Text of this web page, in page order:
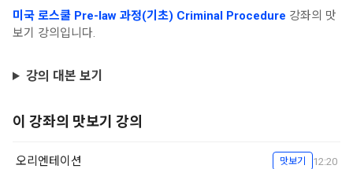
미국 로스쿨 Pre-law 과정(기초) Criminal Procedure 강좌의 맛
보기 강의입니다.
강의 대본 보기
이 강좌의 맛보기 강의
오리엔테이션 맛보기 12:20